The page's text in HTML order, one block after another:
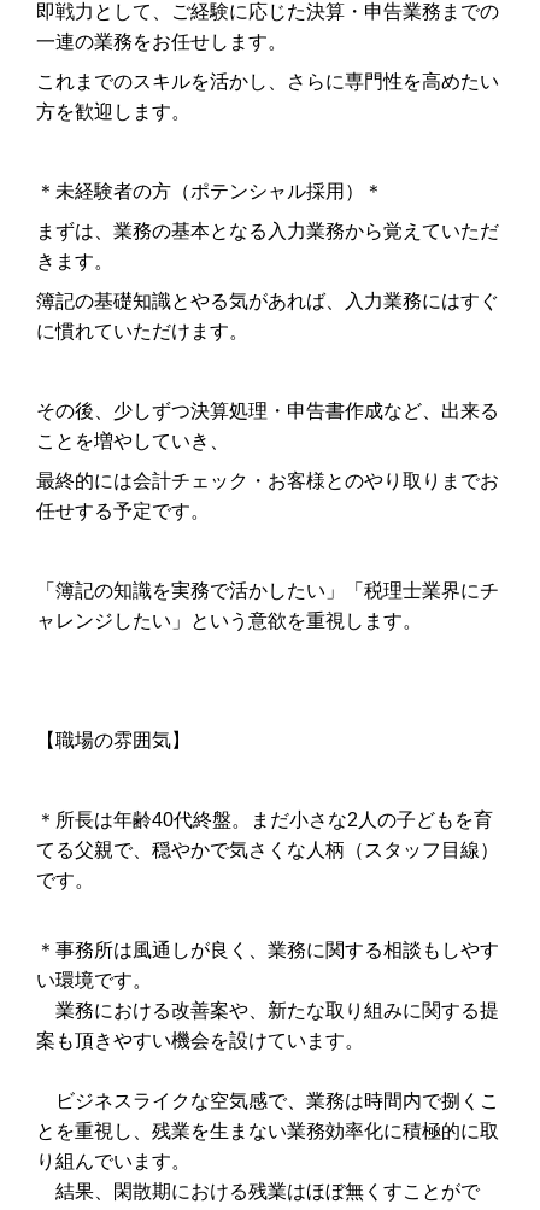
即戦力として、ご経験に応じた決算・申告業務までの
一連の業務をお任せします。
これまでのスキルを活かし、さらに専門性を高めたい
方を歓迎します。
＊未経験者の方（ポテンシャル採用）＊
まずは、業務の基本となる入力業務から覚えていただ
きます。
簿記の基礎知識とやる気があれば、入力業務にはすぐ
に慣れていただけます。
その後、少しずつ決算処理・申告書作成など、出来る
ことを増やしていき、
最終的には会計チェック・お客様とのやり取りまでお
任せする予定です。
「簿記の知識を実務で活かしたい」「税理士業界にチ
ャレンジしたい」という意欲を重視します。
【職場の雰囲気】
＊所長は年齢40代終盤。まだ小さな2 人の子どもを育
てる父親で、穏やかで気さくな人柄（スタッフ目線）
です。
＊事務所は風通しが良く、業務に関する相談もしやす
い環境です。
業務における改善案や、新たな取り組みに関する提
案も頂きやすい機会を設けています。
ビジネスライクな空気感で、業務は時間内で捌くこ
とを重視し、残業を生まない業務効率化に積極的に取
り組んでいます。
結果、閑散期における残業はほぼ無くすことがで